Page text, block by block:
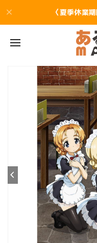
〈夏季休業